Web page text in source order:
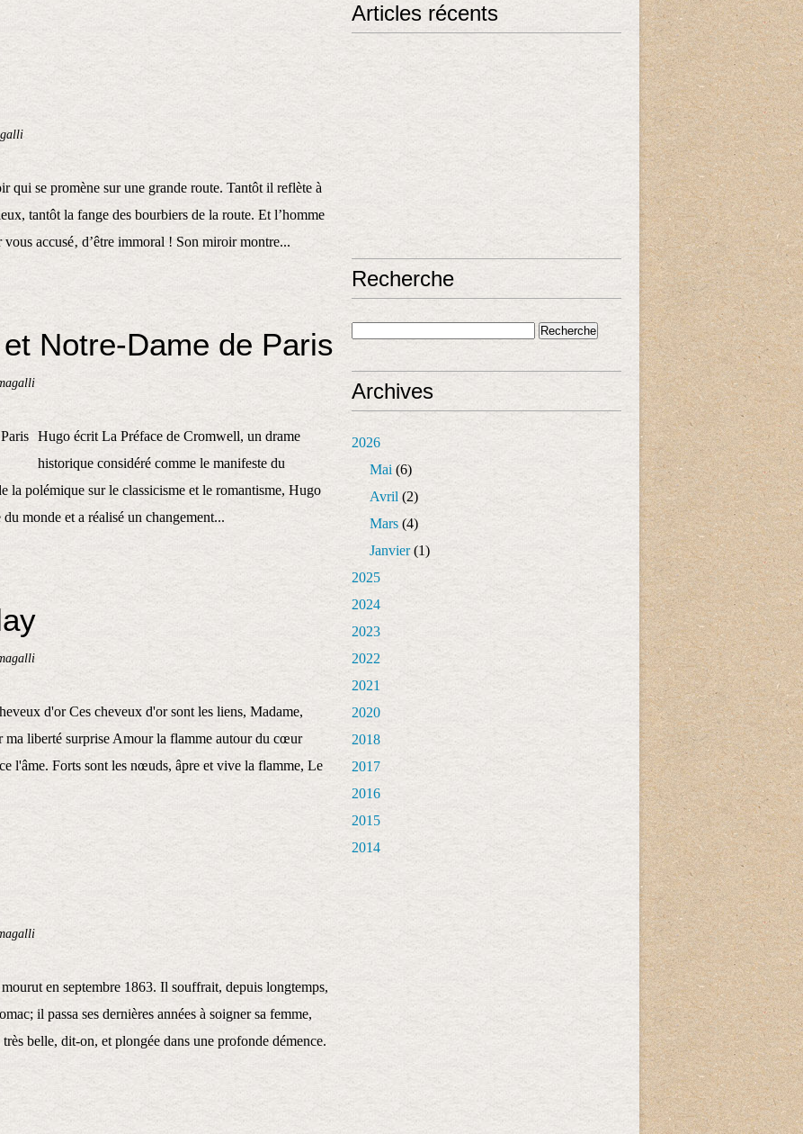
qui se promène sur une grande route. Tantôt il reflète à
tantôt la fange des bourbiers de la route. Et l’homme
accusé‚ d’être immoral ! Son miroir montre...
Notre-Dame de Paris
Hugo écrit La Préface de Cromwell, un drame
historique considéré comme le manifeste du
la polémique sur le classicisme et le romantisme, Hugo
monde et a réalisé un changement...
d'or Ces cheveux d'or sont les liens, Madame,
ma liberté surprise Amour la flamme autour du cœur
l'âme. Forts sont les nœuds, âpre et vive la flamme, Le
en septembre 1863. Il souffrait, depuis longtemps,
il passa ses dernières années à soigner sa femme,
belle, dit-on, et plongée dans une profonde démence.
Articles récents
Recherche
Archives
2026
Mai (6)
Avril (2)
Mars (4)
Janvier(1)
2025
2024
2023
2022
2021
2020
2018
2017
2016
2015
2014